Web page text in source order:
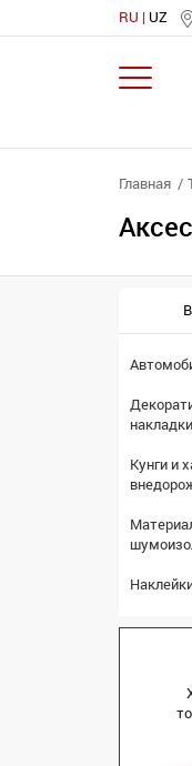
RU UZ
Главная
накладки
Кунги и